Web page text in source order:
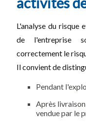
L'analyse du risque
de l'entreprise
correctement le
Il convient de
Pendant
Après
vendue par le